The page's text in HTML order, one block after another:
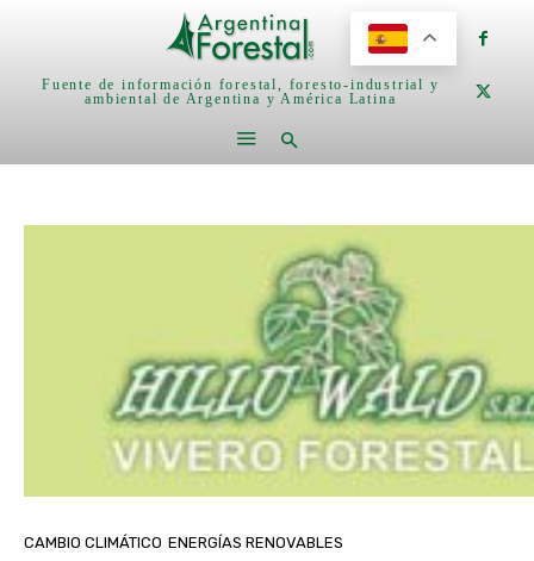
Fuente de información forestal, foresto-industrial y
ambiental de Argentina y América Latina
CAMBIO CLIMÁTICO ENERGÍAS RENOVABLES